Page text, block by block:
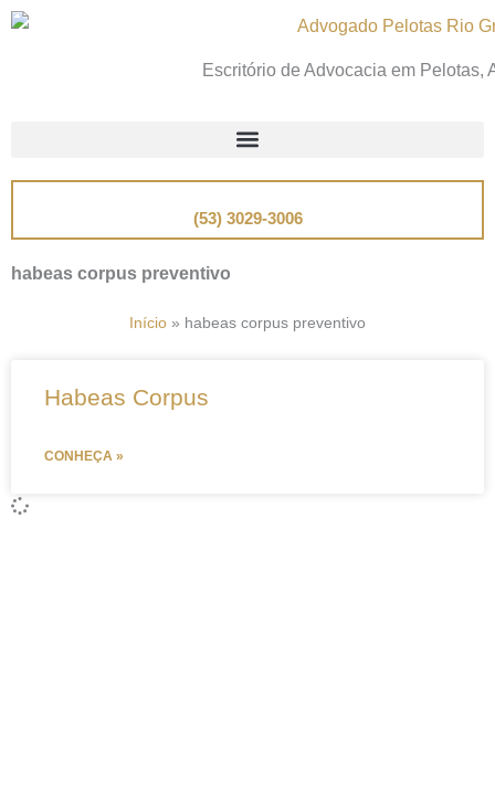
Escritório de Advocacia em Pelotas,
(53) 3029-3006
habeas corpus preventivo
Início » habeas corpus preventivo
Habeas Corpus
CONHEÇA »